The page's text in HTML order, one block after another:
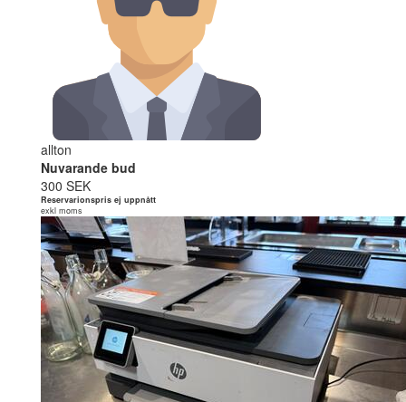
allton
Nuvarande bud
300 SEK
Reservarionspris ej uppnått
exkl moms